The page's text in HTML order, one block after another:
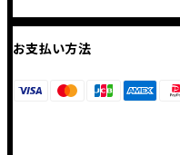
お支払い方法